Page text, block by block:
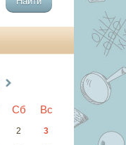
Сб Вс
2 3